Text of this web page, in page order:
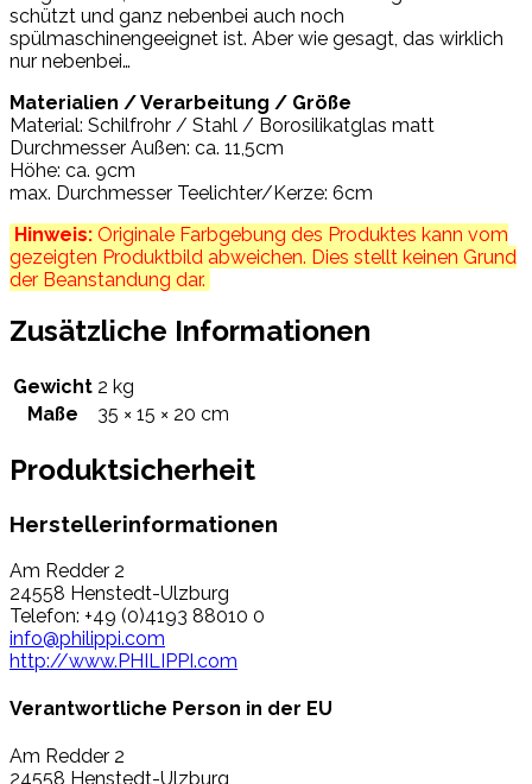
schützt und ganz nebenbei auch noch
spülmaschinengeeignet ist. Aber wie gesagt, das wirklich
nur nebenbei…
Materialien / Verarbeitung / Größe
Material: Schilfrohr / Stahl / Borosilikatglas matt
Durchmesser Außen: ca. 11,5cm
Höhe: ca. 9cm
max. Durchmesser Teelichter/Kerze: 6cm
Hinweis: Originale Farbgebung des Produktes kann vom
gezeigten Produktbild abweichen. Dies stellt keinen Grund
der Beanstandung dar.
Zusätzliche Informationen
Gewicht 2 kg
Maße
35 × 15 × 20 cm
Produktsicherheit
Herstellerinformationen
Am Redder 2
24558 Henstedt-Ulzburg
Telefon: +49 (0)4193 88010 0
info@philippi.com
http://www.PHILIPPI.com
Verantwortliche Person in der EU
Am Redder 2
24558 Henstedt-Ulzburg